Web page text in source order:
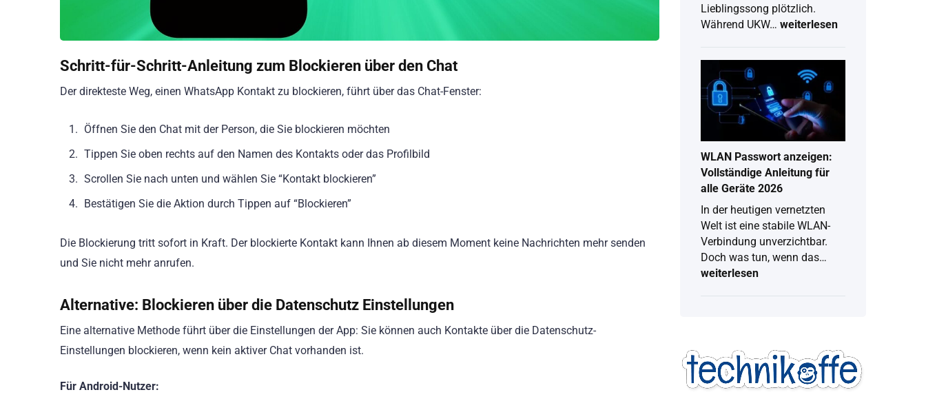
Schritt-für-Schritt-Anleitung zum Blockieren über den Chat
Der direkteste Weg, einen WhatsApp Kontakt zu blockieren, führt über das Chat-Fenster:
Öffnen Sie den Chat mit der Person, die Sie blockieren möchten
Tippen Sie oben rechts auf den Namen des Kontakts oder das Profilbild
Scrollen Sie nach unten und wählen Sie “Kontakt blockieren”
Bestätigen Sie die Aktion durch Tippen auf “Blockieren”
Die Blockierung tritt sofort in Kraft. Der blockierte Kontakt kann Ihnen ab diesem Moment keine Nachrichten mehr senden
und Sie nicht mehr anrufen.
Alternative: Blockieren über die Datenschutz Einstellungen
Eine alternative Methode führt über die Einstellungen der App: Sie können auch Kontakte über die Datenschutz-
Einstellungen blockieren, wenn kein aktiver Chat vorhanden ist.
Für Android-Nutzer:
Lieblingssong plötzlich.
Während UKW…
Kompletter
Ratgeber
für
digitalen
Radioempfang
weiterlesen
WLAN Passwort anzeigen:
Vollständige Anleitung für
alle Geräte 2026
In der heutigen vernetzten
Welt ist eine stabile WLAN-
Verbindung unverzichtbar.
Doch was tun, wenn das…
WLAN
Geräte
2026
weiterlesen